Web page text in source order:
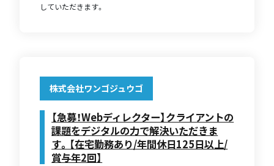
していただきます。
株式会社ワンゴジュウゴ
【急募！Webディレクター】クライアントの
課題をデジタルの力で解決いただきま
す。【在宅勤務あり/年間休日125日以上/
賞与年2回】